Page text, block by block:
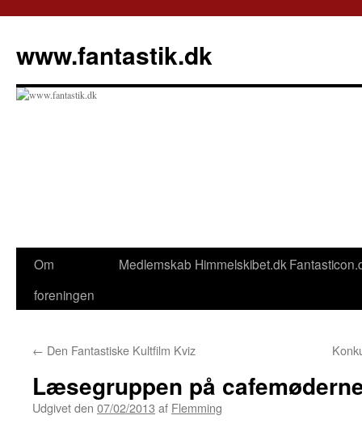
indhold
www.fantastik.dk
Om
foreningen
Medlemskab Himmelskibet.dk
← Den Fantastiske Kultfilm Kviz
Læsegruppen på
Udgivet den 07/02/2013 af Flemming